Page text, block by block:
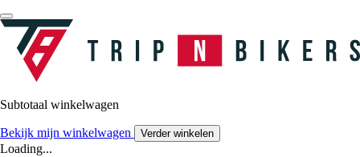
Subtotaal winkelwagen
Bekijk mijn winkelwagen Verder winkelen
Loading...